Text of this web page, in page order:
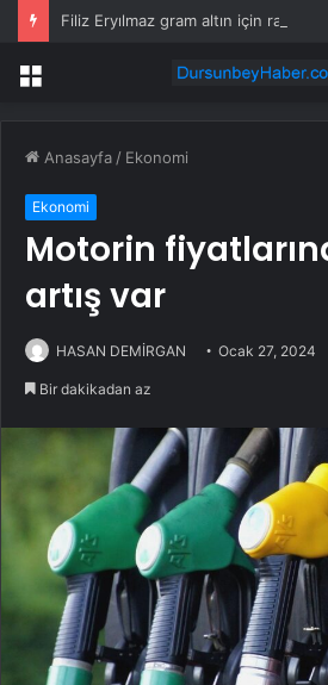
Menü
Anasayfa / Ekonomi
Ekonomi
Motorin
artış var
HASAN DEMİRGAN Ocak 27, 2024
Bir dakikadan az